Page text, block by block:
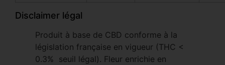
Disclaimer légal
Produit à base de CBD conforme à la
législation française en vigueur (THC <
0.3% seuil légal). Fleur enrichie en